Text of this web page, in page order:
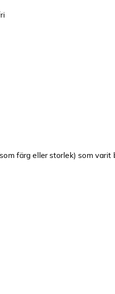
färg eller storlek) som